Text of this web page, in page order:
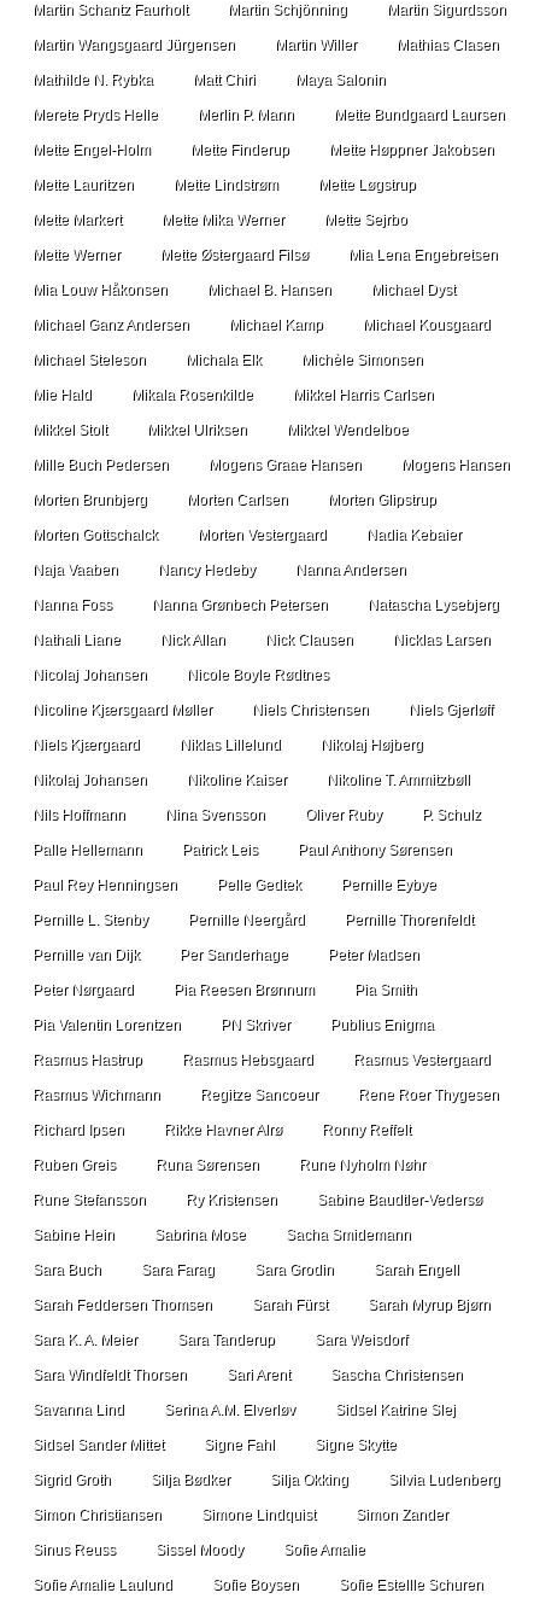
Martin Schantz Faurholt Martin Schjönning Martin Sigurdsson
Martin Wangsgaard Jürgensen Martin Willer Mathias Clasen
Mathilde N. Rybka Matt Chiri Maya Salonin
Merete Pryds Helle Merlin P. Mann Mette Bundgaard Laursen
Mette Engel-Holm Mette Finderup Mette Høppner Jakobsen
Mette Lauritzen Mette Lindstrøm Mette Løgstrup
Mette Markert Mette Mika Werner Mette Sejrbo
Mette Werner Mette Østergaard Filsø Mia Lena Engebretsen
Mia Louw Håkonsen Michael B. Hansen Michael Dyst
Michael Ganz Andersen Michael Kamp Michael Kousgaard
Michael Steleson Michala Elk Michèle Simonsen
Mie Hald Mikala Rosenkilde Mikkel Harris Carlsen
Mikkel Stolt Mikkel Ulriksen Mikkel Wendelboe
Mille Buch Pedersen Mogens Graae Hansen Mogens Hansen
Morten Brunbjerg Morten Carlsen Morten Glipstrup
Morten Gottschalck Morten Vestergaard Nadia Kebaier
Naja Vaaben Nancy Hedeby Nanna Andersen
Nanna Foss Nanna Grønbech Petersen Natascha Lysebjerg
Nathali Liane Nick Allan Nick Clausen Nicklas Larsen
Nicolaj Johansen Nicole Boyle Rødtnes
Nicoline Kjærsgaard Møller Niels Christensen Niels Gjerløff
Niels Kjærgaard Niklas Lillelund Nikolaj Højberg
Nikolaj Johansen Nikoline Kaiser Nikoline T. Ammitzbøll
Nils Hoffmann Nina Svensson Oliver Ruby P. Schulz
Palle Hellemann Patrick Leis Paul Anthony Sørensen
Paul Rey Henningsen Pelle Gedtek Pernille Eybye
Pernille L. Stenby Pernille Neergård Pernille Thorenfeldt
Pernille van Dijk Per Sanderhage Peter Madsen
Peter Nørgaard Pia Reesen Brønnum Pia Smith
Pia Valentin Lorentzen PN Skriver Publius Enigma
Rasmus Hastrup Rasmus Hebsgaard Rasmus Vestergaard
Rasmus Wichmann Regitze Sancoeur Rene Roer Thygesen
Richard Ipsen Rikke Havner Alrø Ronny Reffelt
Ruben Greis Runa Sørensen Rune Nyholm Nøhr
Rune Stefansson Ry Kristensen Sabine Baudtler-Vedersø
Sabine Hein Sabrina Mose Sacha Smidemann
Sara Buch Sara Farag Sara Grodin Sarah Engell
Sarah Feddersen Thomsen Sarah Fürst Sarah Myrup Bjørn
Sara K. A. Meier Sara Tanderup Sara Weisdorf
Sara Windfeldt Thorsen Sari Arent Sascha Christensen
Savanna Lind Serina A.M. Elverløv Sidsel Katrine Slej
Sidsel Sander Mittet Signe Fahl Signe Skytte
Sigrid Groth Silja Bødker Silja Okking Silvia Ludenberg
Simon Christiansen Simone Lindquist Simon Zander
Sinus Reuss Sissel Moody Sofie Amalie
Sofie Amalie Laulund Sofie Boysen Sofie Estellle Schuren